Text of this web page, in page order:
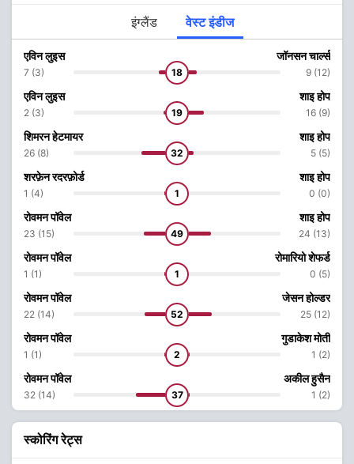
इंग्लैंड वेस्ट इंडीज
एविन लुइस
7 (3) 18
जॉनसन चार्ल्स
9 (12)
एविन लुइस
2 (3) 19
शाइ होप
16 (9)
शिमरन हेटमायर
26 (8) 32
शाइ होप
5 (5)
शरफ़ेन रदरफ़ोर्ड
1 (4) 1
शाइ होप
0 (0)
रोवमन पॉवेल
23 (15) 49
शाइ होप
24 (13)
रोवमन पॉवेल
1 (1) 1
रोमारियो शेफर्ड
0 (5)
रोवमन पॉवेल
22 (14) 52
जेसन होल्डर
25 (12)
रोवमन पॉवेल
1 (1) 2
गुडाकेश मोती
1 (2)
रोवमन पॉवेल
32 (14) 37
अकील हुसैन
1 (2)
स्कोरिंग रेट्स